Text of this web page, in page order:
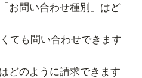
お問い合わせ種別」はど
ても問い合わせできます
どのように請求できます